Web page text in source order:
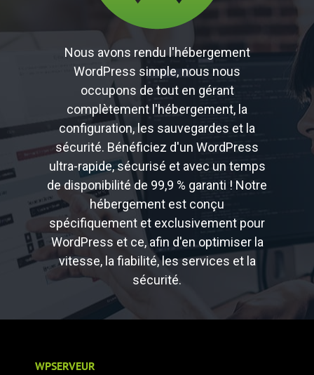
Nous avons rendu l'hébergement
WordPress simple, nous nous
occupons de tout en gérant
complètement l'hébergement, la
configuration, les sauvegardes et la
sécurité. Bénéficiez d'un WordPress
ultra-rapide, sécurisé et avec un temps
de disponibilité de 99,9 % garanti ! Notre
hébergement est conçu
spécifiquement et exclusivement pour
WordPress et ce, afin d'en optimiser la
vitesse, la fiabilité, les services et la
sécurité.
WPSERVEUR